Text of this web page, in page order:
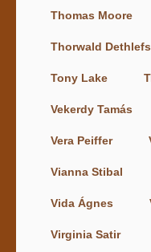
Thomas Moore
Thorwald
Tony Lake
Vekerdy Tamás
Vera Peiffer
Vianna Stibal
Vida Ágnes
Virginia Satir